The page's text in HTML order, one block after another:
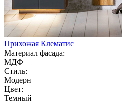
Прихожая Клематис
Материал фасада:
МДФ
Стиль:
Модерн
Цвет:
Темный